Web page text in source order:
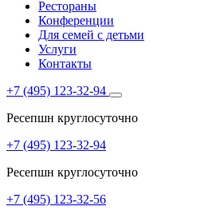
Рестораны
Конференции
Для семей с детьми
Услуги
Контакты
+7 (495) 123-32-94
Ресепшн круглосуточно
+7 (495) 123-32-94
Ресепшн круглосуточно
+7 (495) 123-32-56